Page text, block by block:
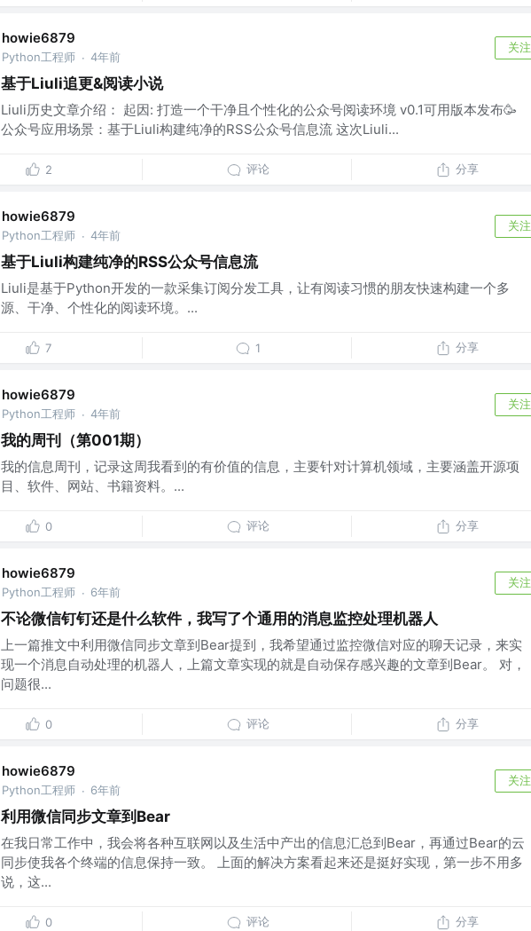
howie6879
Python工程师 · 4年前
关注
基于Liuli追更&阅读小说
Liuli历史文章介绍： 起因: 打造一个干净且个性化的公众号阅读环境 v0.1可用版本发布🥳
公众号应用场景：基于Liuli构建纯净的RSS公众号信息流 这次Liuli...
2 评论 分享
howie6879
Python工程师 · 4年前
关注
基于Liuli构建纯净的RSS公众号信息流
Liuli是基于Python开发的一款采集订阅分发工具，让有阅读习惯的朋友快速构建一个多
源、干净、个性化的阅读环境。...
7 1 分享
howie6879
Python工程师 · 4年前
关注
我的周刊（第001期）
我的信息周刊，记录这周我看到的有价值的信息，主要针对计算机领域，主要涵盖开源项
目、软件、网站、书籍资料。...
0 评论 分享
howie6879
Python工程师 · 6年前
关注
不论微信钉钉还是什么软件，我写了个通用的消息监控处理机器人
上一篇推文中利用微信同步文章到Bear提到，我希望通过监控微信对应的聊天记录，来实
现一个消息自动处理的机器人，上篇文章实现的就是自动保存感兴趣的文章到Bear。 对，
问题很...
0 评论 分享
howie6879
Python工程师 · 6年前
关注
利用微信同步文章到Bear
在我日常工作中，我会将各种互联网以及生活中产出的信息汇总到Bear，再通过Bear的云
同步使我各个终端的信息保持一致。 上面的解决方案看起来还是挺好实现，第一步不用多
说，这...
0 评论 分享